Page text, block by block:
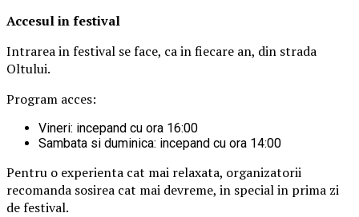
Accesul in festival
Intrarea in festival se face, ca in fiecare an, din strada
Oltului.
Program acces:
Vineri: incepand cu ora 16:00
Sambata si duminica: incepand cu ora 14:00
Pentru o experienta cat mai relaxata, organizatorii
recomanda sosirea cat mai devreme, in special in prima zi
de festival.